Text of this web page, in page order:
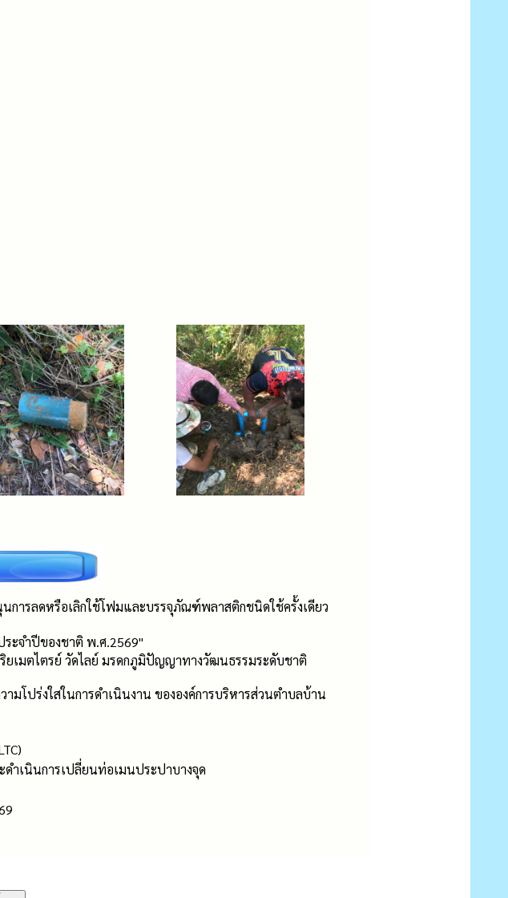
การลดหรือเลิกใช้โฟมและบรรจุภัณฑ์พลาสติกชนิดใช้ครั้งเดียว
ะจำปีของชาติ พ.ศ.2569"
เมตไตรย์ วัดไลย์ มรดกภูมิปัญญาทางวัฒนธรรมระดับชาติ
โปร่งใสในการดำเนินงาน ขององค์การบริหารส่วนตำบลบ้าน
ำเนินการเปลี่ยนท่อเมนประปาบางจุด